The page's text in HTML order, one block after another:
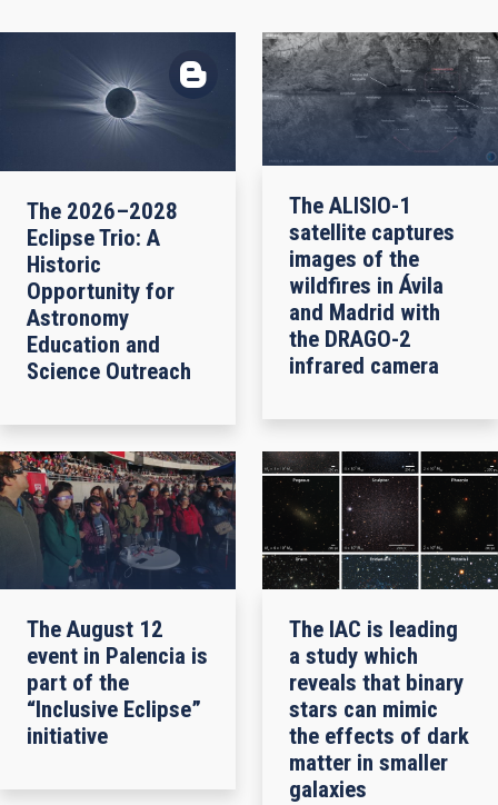
The 2026–2028
Eclipse Trio: A
Historic
Opportunity for
Astronomy
Education and
Science Outreach
The ALISIO-1
satellite captures
images of the
wildfires in Ávila
and Madrid with
the DRAGO-2
infrared camera
The August 12
event in Palencia is
part of the
“Inclusive Eclipse”
initiative
The IAC is leading
a study which
reveals that binary
stars can mimic
the effects of dark
matter in smaller
galaxies